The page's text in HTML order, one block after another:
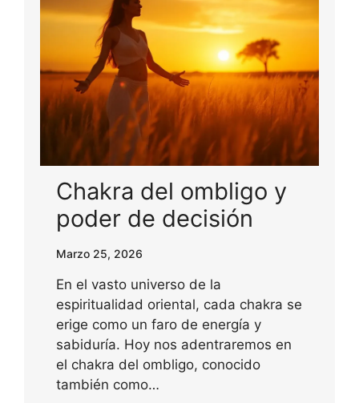
Chakra del ombligo y
poder de decisión
Marzo 25, 2026
En el vasto universo de la
espiritualidad oriental, cada chakra se
erige como un faro de energía y
sabiduría. Hoy nos adentraremos en
el chakra del ombligo, conocido
también como…